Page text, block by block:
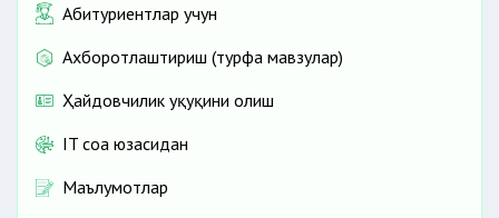
Абитуриентлар учун
Ахборотлаштириш (турфа мавзулар)
Ҳайдовчилик ҳуқуқини олиш
IT соҳа юзасидан
Маълумотлар